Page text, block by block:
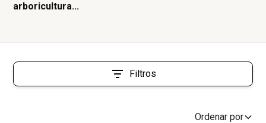
arboricultura...
Filtros
Ordenar por